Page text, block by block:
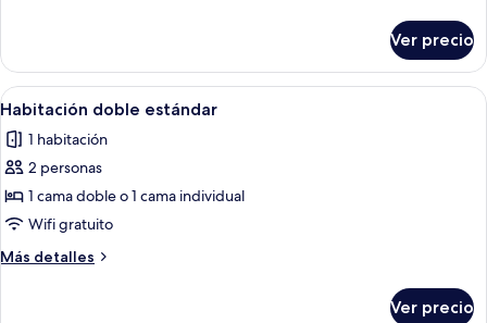
estándar
Ver precio
Abrir
todas
las
fotos
de
Habitación
doble
estándar
Habitación de hotel con dos camas
4
Habitación doble estándar
1 habitación
2 personas
1 cama doble o 1 cama individual
Wifi gratuito
Más detalles
Más
Ver precio